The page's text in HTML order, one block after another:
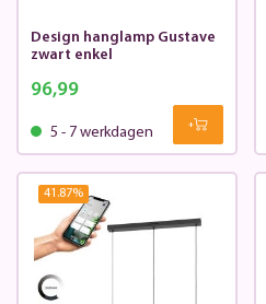
Design hanglamp Gustave
zwart enkel
96,99
5 - 7 werkdagen
41.87%